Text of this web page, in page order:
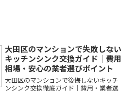
大田区のマンションで失敗しない
キッチンシンク交換ガイド｜費用
相場・安心の業者選びポイント
大田区のマンションで後悔しないキッチ
ンシンク交換徹底ガイド｜費用・業者選